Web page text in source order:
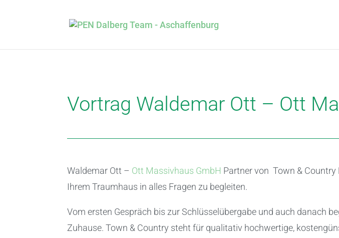
Vortrag Waldemar Ott – Ott
Waldemar Ott – Ott Massivhaus GmbH Partner von Town & Country
Ihrem Traumhaus in alles Fragen zu begleiten.
Vom ersten Gespräch bis zur Schlüsselübergabe und auch danach
Zuhause. Town & Country steht für qualitativ hochwertige,